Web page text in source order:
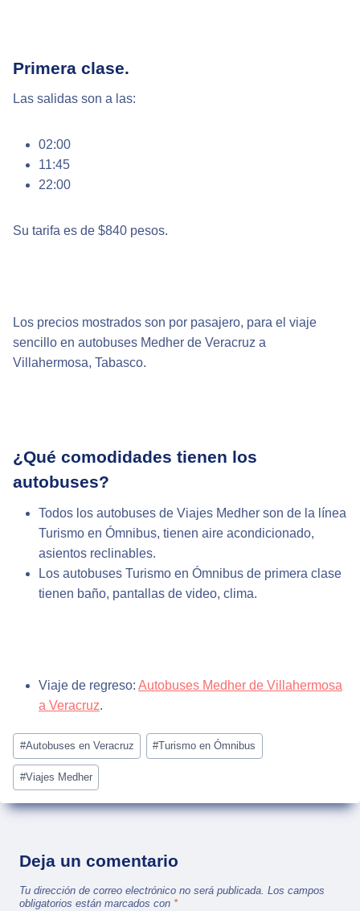
Primera clase.
Las salidas son a las:
02:00
11:45
22:00
Su tarifa es de $840 pesos.
Los precios mostrados son por pasajero, para el viaje
sencillo en autobuses Medher de Veracruz a
Villahermosa, Tabasco.
¿Qué comodidades tienen los
autobuses?
Todos los autobuses de Viajes Medher son de la línea
Turismo en Ómnibus, tienen aire acondicionado,
asientos reclinables.
Los autobuses Turismo en Ómnibus de primera clase
tienen baño, pantallas de video, clima.
Viaje de regreso: Autobuses Medher de Villahermosa
a Veracruz.
Post
Tags:
#Autobuses en Veracruz #Turismo en Ómnibus
#Viajes Medher
Deja un comentario
Tu dirección de correo electrónico no será publicada. Los campos
obligatorios están marcados con *